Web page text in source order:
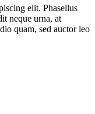
elit. Phasellus
neque urna, at
quam, sed auctor leo